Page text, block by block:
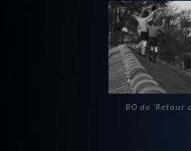
BO de 'Retour